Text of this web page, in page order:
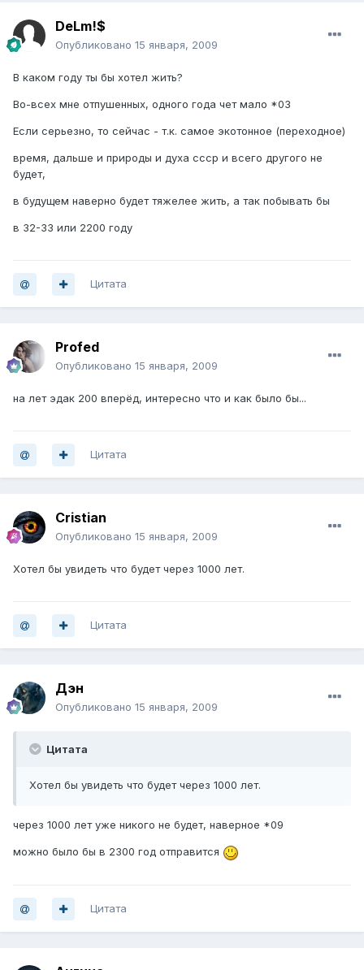
DeLm!$
Опубликовано 15 января, 2009
В каком году ты бы хотел жить?
Во-всех мне отпушенных, одного года чет мало *03
Если серьезно, то сейчас - т.к. самое экотонное (переходное)
время, дальше и природы и духа ссср и всего другого не
будет,
в будущем наверно будет тяжелее жить, а так побывать бы
в 32-33 или 2200 году
Цитата
Profed
Опубликовано 15 января, 2009
на лет эдак 200 вперёд, интересно что и как было бы...
Цитата
Cristian
Опубликовано 15 января, 2009
Хотел бы увидеть что будет через 1000 лет.
Цитата
Дэн
Опубликовано 15 января, 2009
Цитата
Хотел бы увидеть что будет через 1000 лет.
через 1000 лет уже никого не будет, наверное *09
можно было бы в 2300 год отправится
Цитата